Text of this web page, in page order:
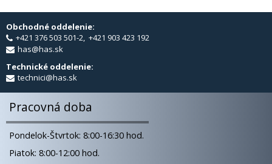
Obchodné oddelenie:
+421 376 503 501-2, +421 903 423 192
has@has.sk
Technické oddelenie:
technici@has.sk
Pracovná doba
Pondelok-Štvrtok: 8:00-16:30 hod.
Piatok: 8:00-12:00 hod.